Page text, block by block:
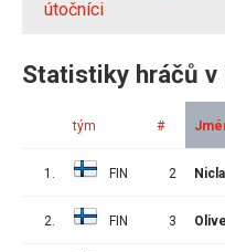
útočníci
Statistiky hráčů v
tým #
1. FIN 2
2. FIN 3